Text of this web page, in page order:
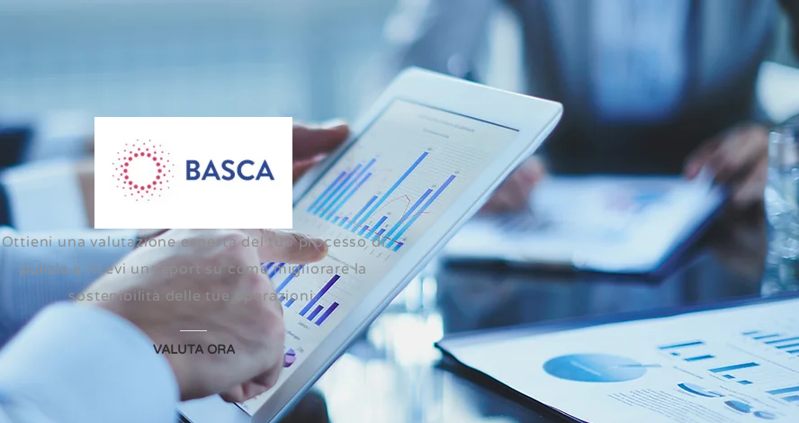
Ottieni una valutazione esperta del tuo processo di
pulizia e ricevi un report su come migliorare la
sostenibilità delle tue operazioni.
VALUTA ORA